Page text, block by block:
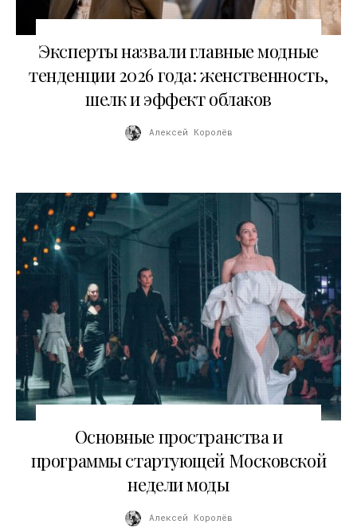
Эксперты назвали главные модные
тенденции 2026 года: женственность,
шелк и эффект облаков
Алексей Королёв
Основные пространства и
программы стартующей Московской
недели моды
Алексей Королёв